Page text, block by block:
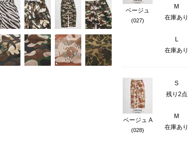
ベージュ
(027)
M
在庫あり
L
在庫あり
ベージュ A
(028)
S
残り2点
M
在庫あり